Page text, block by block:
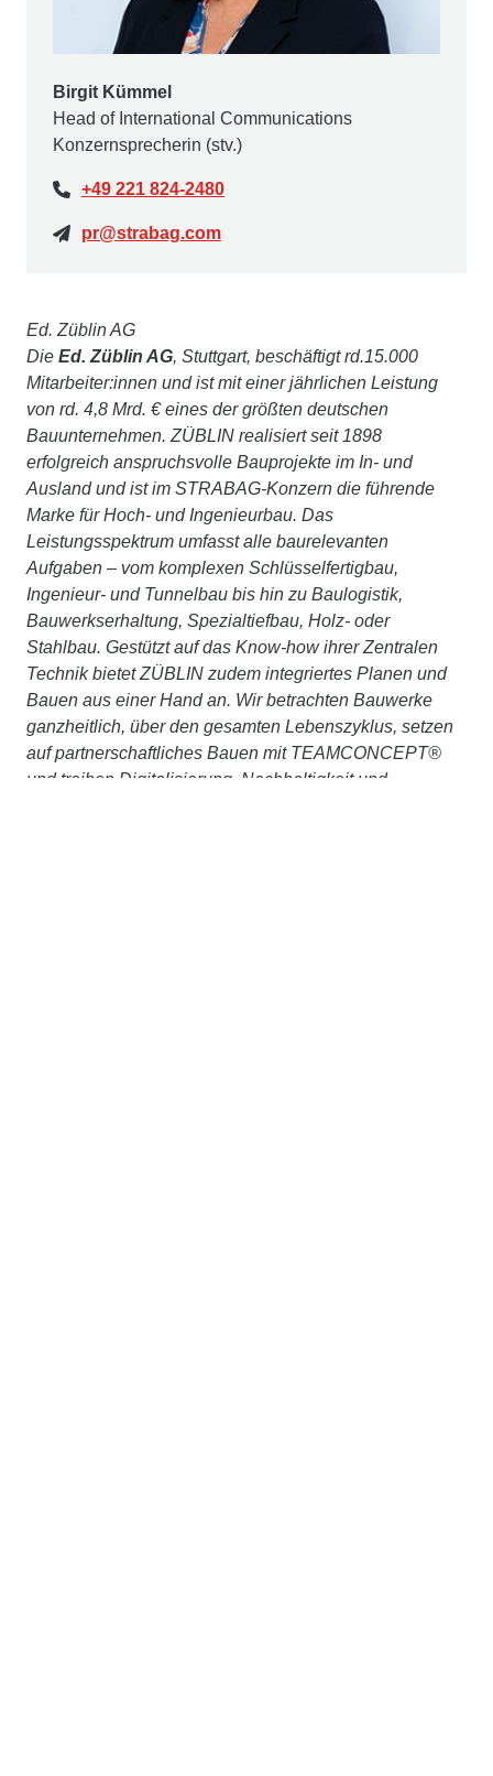
Birgit Kümmel
Head of International Communications
Konzernsprecherin (stv.)
+49 221 824-2480
pr@strabag.com
Ed. Züblin AG
Die Ed. Züblin AG, Stuttgart, beschäftigt rd.15.000
Mitarbeiter:innen und ist mit einer jährlichen Leistung
von rd. 4,8 Mrd. € eines der größten deutschen
Bauunternehmen. ZÜBLIN realisiert seit 1898
erfolgreich anspruchsvolle Bauprojekte im In- und
Ausland und ist im STRABAG-Konzern die führende
Marke für Hoch- und Ingenieurbau. Das
Leistungsspektrum umfasst alle baurelevanten
Aufgaben – vom komplexen Schlüsselfertigbau,
Ingenieur- und Tunnelbau bis hin zu Baulogistik,
Bauwerkserhaltung, Spezialtiefbau, Holz- oder
Stahlbau. Gestützt auf das Know-how ihrer Zentralen
Technik bietet ZÜBLIN zudem integriertes Planen und
Bauen aus einer Hand an. Wir betrachten Bauwerke
ganzheitlich, über den gesamten Lebenszyklus, setzen
auf partnerschaftliches Bauen mit TEAMCONCEPT®
und treiben Digitalisierung, Nachhaltigkeit und